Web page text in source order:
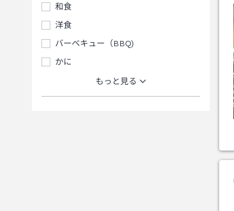
和食
洋食
バーベキュー（BBQ)
かに
もっと見る